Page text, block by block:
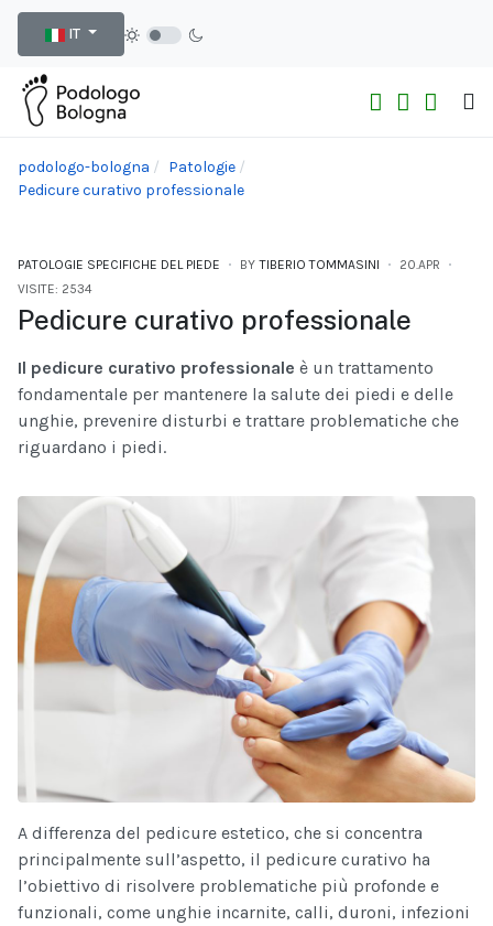
Seleziona la tua lingua
IT
podologo-bologna
Patologie
Pedicure curativo professionale
PATOLOGIE SPECIFICHE DEL PIEDE BY TIBERIO TOMMASINI
20.APR
VISITE: 2534
Pedicure curativo professionale
Il pedicure curativo professionale è un trattamento
fondamentale per mantenere la salute dei piedi e delle
unghie, prevenire disturbi e trattare problematiche che
riguardano i piedi.
A differenza del pedicure estetico, che si concentra
principalmente sull’aspetto, il pedicure curativo ha
l’obiettivo di risolvere problematiche più profonde e
funzionali, come unghie incarnite, calli, duroni, infezioni